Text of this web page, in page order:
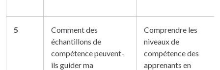
5
Comment des
échantillons de
compétence peuvent-
ils guider ma
Comprendre les
niveaux de
compétence des
apprenants en